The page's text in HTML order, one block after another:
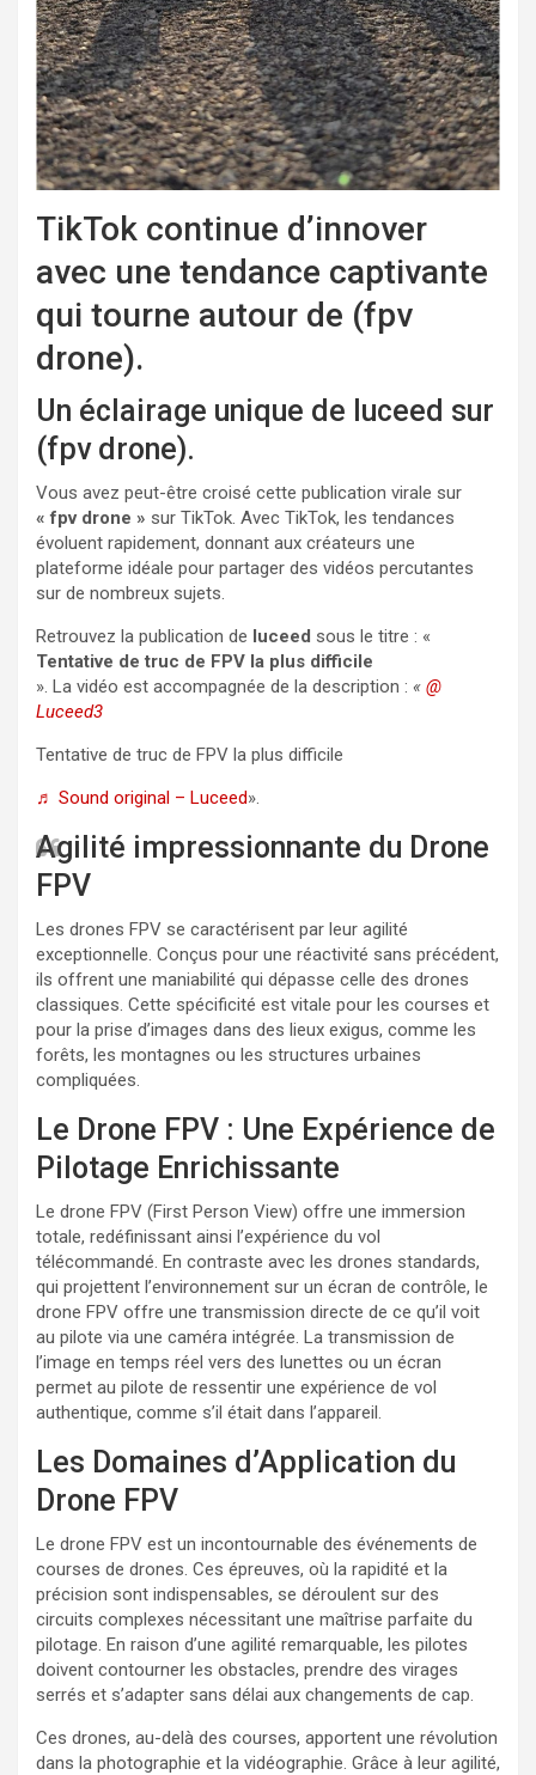
TikTok continue d’innover
avec une tendance captivante
qui tourne autour de (fpv
drone).
Un éclairage unique de luceed sur
(fpv drone).
Vous avez peut-être croisé cette publication virale sur
« fpv drone » sur TikTok. Avec TikTok, les tendances
évoluent rapidement, donnant aux créateurs une
plateforme idéale pour partager des vidéos percutantes
sur de nombreux sujets.
Retrouvez la publication de luceed sous le titre : «
Tentative de truc de FPV la plus difficile
». La vidéo est accompagnée de la description : « @
Luceed3
Tentative de truc de FPV la plus difficile
♬ Sound original – Luceed».
Agilité impressionnante du Drone
FPV
Les drones FPV se caractérisent par leur agilité
exceptionnelle. Conçus pour une réactivité sans précédent,
ils offrent une maniabilité qui dépasse celle des drones
classiques. Cette spécificité est vitale pour les courses et
pour la prise d’images dans des lieux exigus, comme les
forêts, les montagnes ou les structures urbaines
compliquées.
Le Drone FPV : Une Expérience de
Pilotage Enrichissante
Le drone FPV (First Person View) offre une immersion
totale, redéfinissant ainsi l’expérience du vol
télécommandé. En contraste avec les drones standards,
qui projettent l’environnement sur un écran de contrôle, le
drone FPV offre une transmission directe de ce qu’il voit
au pilote via une caméra intégrée. La transmission de
l’image en temps réel vers des lunettes ou un écran
permet au pilote de ressentir une expérience de vol
authentique, comme s’il était dans l’appareil.
Les Domaines d’Application du
Drone FPV
Le drone FPV est un incontournable des événements de
courses de drones. Ces épreuves, où la rapidité et la
précision sont indispensables, se déroulent sur des
circuits complexes nécessitant une maîtrise parfaite du
pilotage. En raison d’une agilité remarquable, les pilotes
doivent contourner les obstacles, prendre des virages
serrés et s’adapter sans délai aux changements de cap.
Ces drones, au-delà des courses, apportent une révolution
dans la photographie et la vidéographie. Grâce à leur agilité,